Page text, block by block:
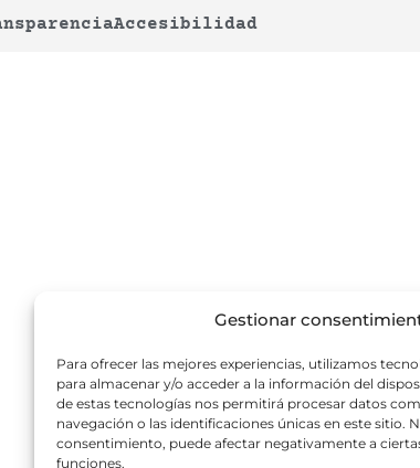
Gestionar
Para ofrecer las mejores experiencias, utilizamos
para almacenar y/o acceder a la información del
de estas tecnologías nos permitirá procesar datos
navegación o las identificaciones únicas en este sitio.
consentimiento, puede afectar negativamente a
funciones.
Accesibilidad